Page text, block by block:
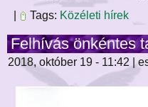
Tags: Közéleti hírek
Felhívás önkéntes
2018, október 19 - 11:42 |